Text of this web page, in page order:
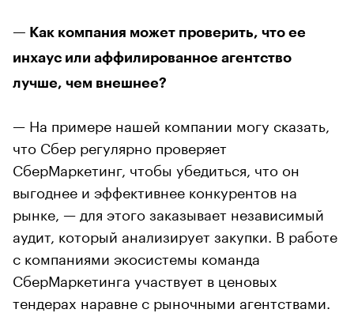
— Как компания может проверить, что ее
инхаус или аффилированное агентство
лучше, чем внешнее?
— На примере нашей компании могу сказать,
что Сбер регулярно проверяет
СберМаркетинг, чтобы убедиться, что он
выгоднее и эффективнее конкурентов на
рынке, — для этого заказывает независимый
аудит, который анализирует закупки. В работе
с компаниями экосистемы команда
СберМаркетинга участвует в ценовых
тендерах наравне с рыночными агентствами.